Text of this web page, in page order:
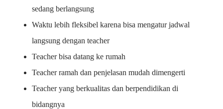
sedang berlangsung
Waktu lebih fleksibel karena bisa mengatur jadwal
langsung dengan teacher
Teacher bisa datang ke rumah
Teacher ramah dan penjelasan mudah dimengerti
Teacher yang berkualitas dan berpendidikan di
bidangnya